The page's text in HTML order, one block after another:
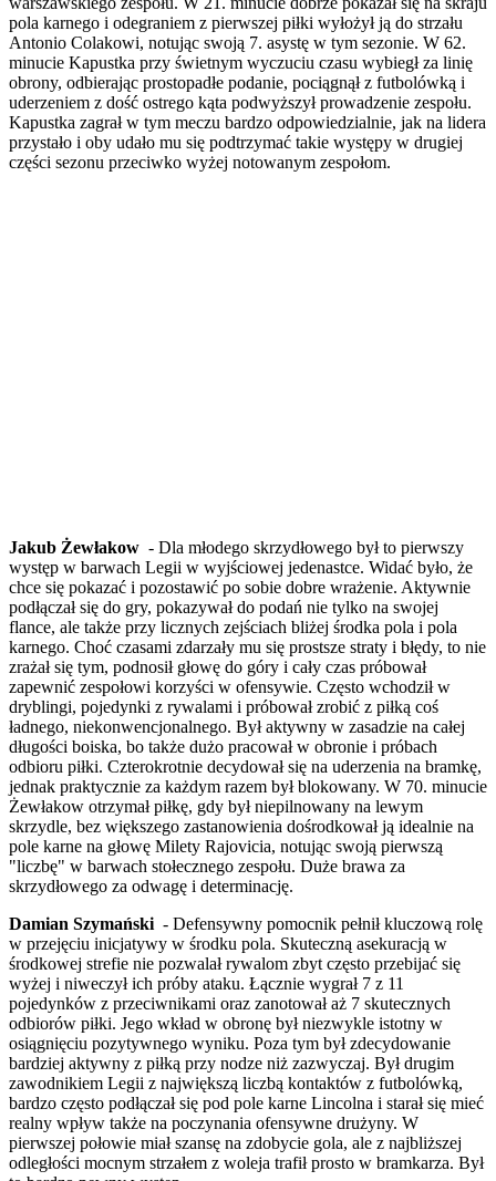
pola karnego i odegraniem z pierwszej piłki wyłożył ją do strzału
Antonio Colakowi, notując swoją 7. asystę w tym sezonie. W 62.
minucie Kapustka przy świetnym wyczuciu czasu wybiegł za linię
obrony, odbierając prostopadłe podanie, pociągnął z futbolówką i
uderzeniem z dość ostrego kąta podwyższył prowadzenie zespołu.
Kapustka zagrał w tym meczu bardzo odpowiedzialnie, jak na lidera
przystało i oby udało mu się podtrzymać takie występy w drugiej
części sezonu przeciwko wyżej notowanym zespołom.
Jakub Żewłakow - Dla młodego skrzydłowego był to pierwszy
występ w barwach Legii w wyjściowej jedenastce. Widać było, że
chce się pokazać i pozostawić po sobie dobre wrażenie. Aktywnie
podłączał się do gry, pokazywał do podań nie tylko na swojej
flance, ale także przy licznych zejściach bliżej środka pola i pola
karnego. Choć czasami zdarzały mu się prostsze straty i błędy, to nie
zrażał się tym, podnosił głowę do góry i cały czas próbował
zapewnić zespołowi korzyści w ofensywie. Często wchodził w
dryblingi, pojedynki z rywalami i próbował zrobić z piłką coś
ładnego, niekonwencjonalnego. Był aktywny w zasadzie na całej
długości boiska, bo także dużo pracował w obronie i próbach
odbioru piłki. Czterokrotnie decydował się na uderzenia na bramkę,
jednak praktycznie za każdym razem był blokowany. W 70. minucie
Żewłakow otrzymał piłkę, gdy był niepilnowany na lewym
skrzydle, bez większego zastanowienia dośrodkował ją idealnie na
pole karne na głowę Milety Rajovicia, notując swoją pierwszą
"liczbę" w barwach stołecznego zespołu. Duże brawa za
skrzydłowego za odwagę i determinację.
Damian Szymański - Defensywny pomocnik pełnił kluczową rolę
w przejęciu inicjatywy w środku pola. Skuteczną asekuracją w
środkowej strefie nie pozwalał rywalom zbyt często przebijać się
wyżej i niweczył ich próby ataku. Łącznie wygrał 7 z 11
pojedynków z przeciwnikami oraz zanotował aż 7 skutecznych
odbiorów piłki. Jego wkład w obronę był niezwykle istotny w
osiągnięciu pozytywnego wyniku. Poza tym był zdecydowanie
bardziej aktywny z piłką przy nodze niż zazwyczaj. Był drugim
zawodnikiem Legii z największą liczbą kontaktów z futbolówką,
bardzo często podłączał się pod pole karne Lincolna i starał się mieć
realny wpływ także na poczynania ofensywne drużyny. W
pierwszej połowie miał szansę na zdobycie gola, ale z najbliższej
odległości mocnym strzałem z woleja trafił prosto w bramkarza. Był